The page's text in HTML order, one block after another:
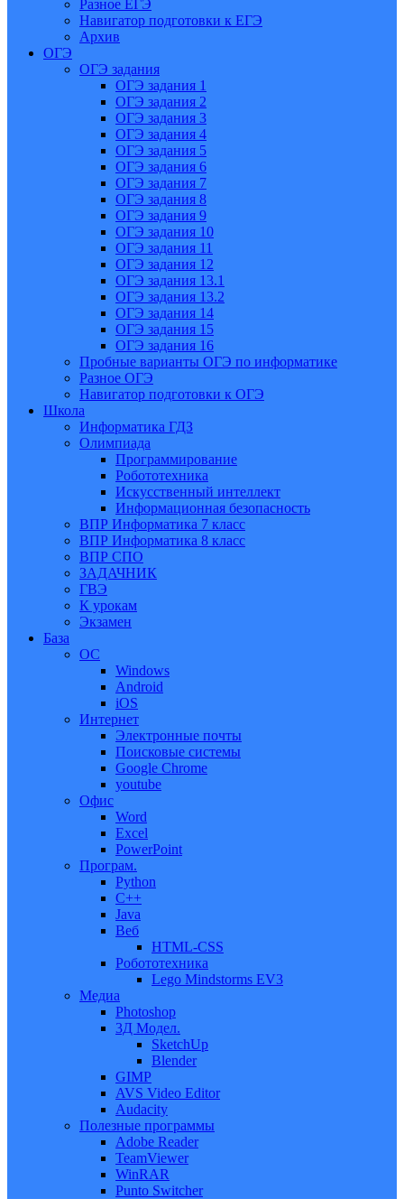
Разное ЕГЭ
Навигатор подготовки к ЕГЭ
Архив
ОГЭ
ОГЭ задания
ОГЭ задания 1
ОГЭ задания 2
ОГЭ задания 3
ОГЭ задания 4
ОГЭ задания 5
ОГЭ задания 6
ОГЭ задания 7
ОГЭ задания 8
ОГЭ задания 9
ОГЭ задания 10
ОГЭ задания 11
ОГЭ задания 12
ОГЭ задания 13.1
ОГЭ задания 13.2
ОГЭ задания 14
ОГЭ задания 15
ОГЭ задания 16
Пробные варианты ОГЭ по информатике
Разное ОГЭ
Навигатор подготовки к ОГЭ
Школа
Информатика ГДЗ
Олимпиада
Программирование
Робототехника
Искусственный интеллект
Информационная безопасность
ВПР Информатика 7 класс
ВПР Информатика 8 класс
ВПР СПО
ЗАДАЧНИК
ГВЭ
К урокам
Экзамен
База
ОС
Windows
Android
iOS
Интернет
Электронные почты
Поисковые системы
Google Chrome
youtube
Офис
Word
Excel
PowerPoint
Програм.
Python
C++
Java
Веб
HTML-CSS
Робототехника
Lego Mindstorms EV3
Медиа
Photoshop
3Д Модел.
SketchUp
Blender
GIMP
AVS Video Editor
Audacity
Полезные программы
Adobe Reader
TeamViewer
WinRAR
Punto Switcher